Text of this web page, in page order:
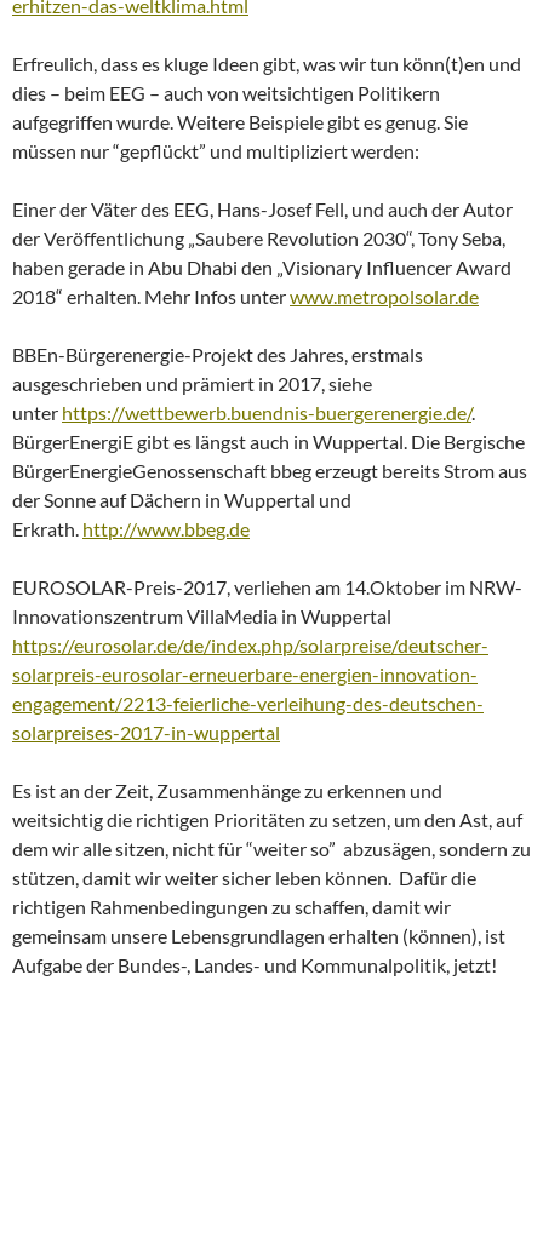
erhitzen-das-weltklima.html
Erfreulich, dass es kluge Ideen gibt, was wir tun könn(t)en und
dies – beim EEG – auch von weitsichtigen Politikern
aufgegriffen wurde. Weitere Beispiele gibt es genug. Sie
müssen nur “gepflückt” und multipliziert werden:
Einer der Väter des EEG, Hans-Josef Fell, und auch der Autor
der Veröffentlichung „Saubere Revolution 2030“, Tony Seba,
haben gerade in Abu Dhabi den „Visionary Influencer Award
2018“ erhalten. Mehr Infos unterwww.metropolsolar.de
BBEn-Bürgerenergie-Projekt des Jahres, erstmals
ausgeschrieben und prämiert in 2017, siehe
unter https://wettbewerb.buendnis-buergerenergie.de/.
BürgerEnergiE gibt es längst auch in Wuppertal. Die Bergische
BürgerEnergieGenossenschaft bbeg erzeugt bereits Strom aus
der Sonne auf Dächern in Wuppertal und
Erkrath. http://www.bbeg.de
EUROSOLAR-Preis-2017, verliehen am 14.Oktober im NRW-
Innovationszentrum VillaMedia in Wuppertal
https://eurosolar.de/de/index.php/solarpreise/deutscher-
solarpreis-eurosolar-erneuerbare-energien-innovation-
engagement/2213-feierliche-verleihung-des-deutschen-
solarpreises-2017-in-wuppertal
Es ist an der Zeit, Zusammenhänge zu erkennen und
weitsichtig die richtigen Prioritäten zu setzen, um den Ast, auf
dem wir alle sitzen, nicht für “weiter so” abzusägen, sondern zu
stützen, damit wir weiter sicher leben können. Dafür die
richtigen Rahmenbedingungen zu schaffen, damit wir
gemeinsam unsere Lebensgrundlagen erhalten (können), ist
Aufgabe der Bundes-, Landes- und Kommunalpolitik, jetzt!